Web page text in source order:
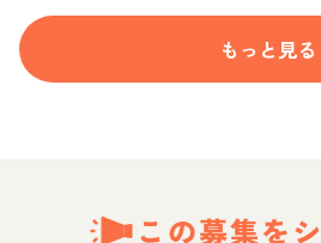
もっと見る
この募集を